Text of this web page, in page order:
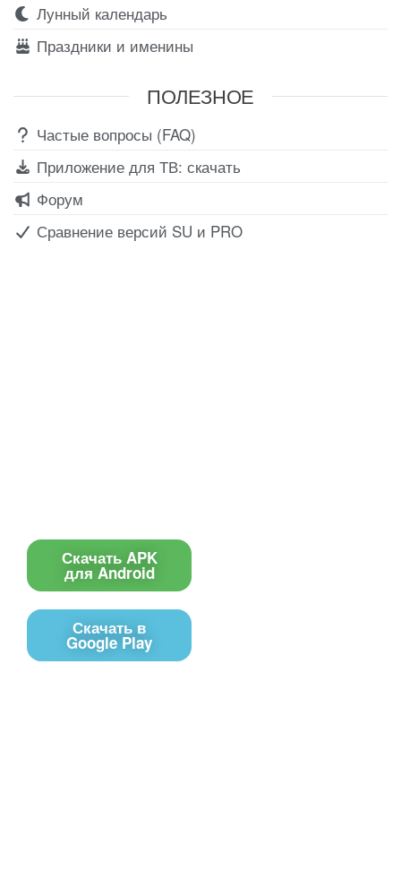
Лунный календарь
Праздники и именины
ПОЛЕЗНОЕ
Частые вопросы (FAQ)
Приложение для ТВ: скачать
Форум
Сравнение версий SU и PRO
Скачать APK
для Android
Скачать в
Google Play